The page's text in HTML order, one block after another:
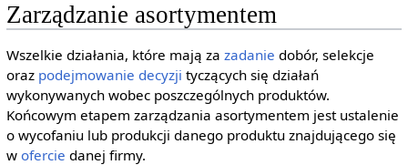
Zarządzanie asortymentem
Wszelkie działania, które mają za zadanie dobór, selekcje
oraz podejmowanie decyzji tyczących się działań
wykonywanych wobec poszczególnych produktów.
Końcowym etapem zarządzania asortymentem jest ustalenie
o wycofaniu lub produkcji danego produktu znajdującego się
w ofercie danej firmy.